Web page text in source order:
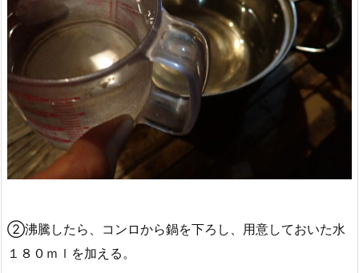
②沸騰したら、コンロから鍋を下ろし、用意しておいた水
１８０ｍｌを加える。